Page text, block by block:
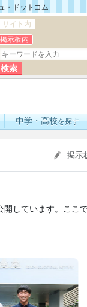
・ドットコム
サイト内
掲示板内
中学・高校を探す
掲示
開しています。ここ